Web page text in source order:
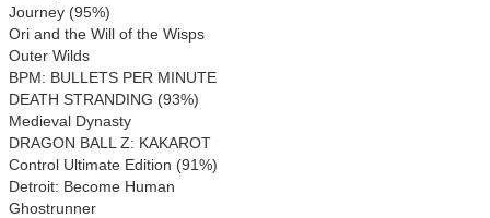
Journey (95%)
Ori and the Will of the Wisps
Outer Wilds
BPM: BULLETS PER MINUTE
DEATH STRANDING (93%)
Medieval Dynasty
DRAGON BALL Z: KAKAROT
Control Ultimate Edition (91%)
Detroit: Become Human
Ghostrunner